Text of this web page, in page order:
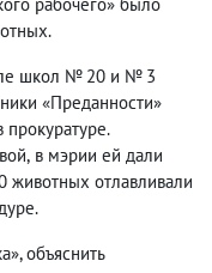
школ № 20 и № 3
«Преданности»
, в мэрии ей дали
животных отлавливали
объяснить